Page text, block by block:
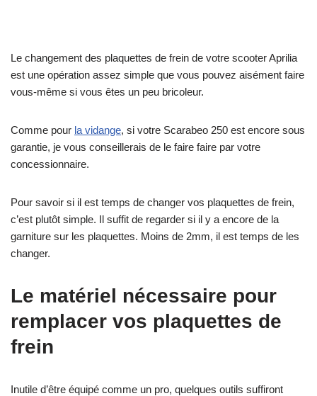
Le changement des plaquettes de frein de votre scooter Aprilia
est une opération assez simple que vous pouvez aisément faire
vous-même si vous êtes un peu bricoleur.
Comme pour la vidange, si votre Scarabeo 250 est encore sous
garantie, je vous conseillerais de le faire faire par votre
concessionnaire.
Pour savoir si il est temps de changer vos plaquettes de frein,
c’est plutôt simple. Il suffit de regarder si il y a encore de la
garniture sur les plaquettes. Moins de 2mm, il est temps de les
changer.
Le matériel nécessaire pour
remplacer vos plaquettes de
frein
Inutile d’être équipé comme un pro, quelques outils suffiront